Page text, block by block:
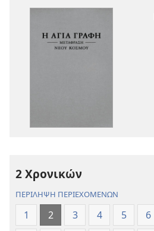
2 Χρονικών
ΠΕΡΙΛΗΨΗ ΠΕΡΙΕΧΟΜΕΝΩΝ
1 2 3 4 5 6